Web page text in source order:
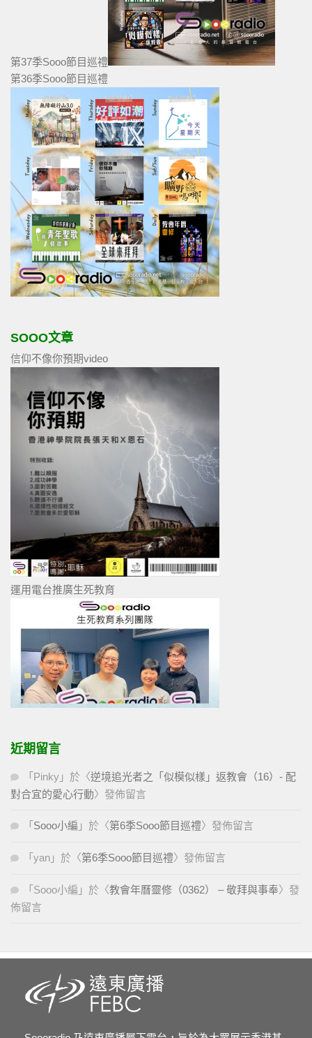
第37季Sooo節目巡禮
第36季Sooo節目巡禮
SOOO文章
信仰不像你預期video
運用電台推廣生死教育
近期留言
「 Pinky 」於〈逆境追光者之「似模似樣」返教會（16）- 配
對合宜的愛心行動〉發佈留言
「 Sooo小編 」於〈第6季Sooo節目巡禮〉發佈留言
「 yan 」於〈第6季Sooo節目巡禮〉發佈留言
「 Sooo小編 」於〈教會年曆靈修（0362） – 敬拜與事奉〉發
佈留言